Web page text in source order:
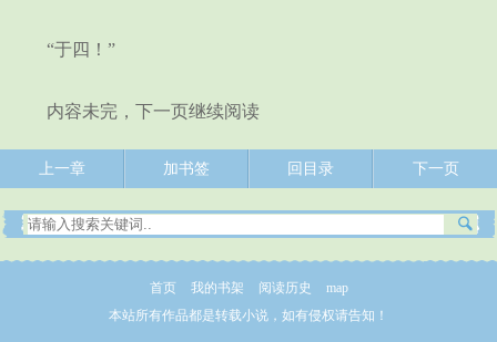
“于四！”
内容未完，下一页继续阅读
上一章 加书签 回目录 下一页
首页 我的书架 阅读历史
map
本站所有作品都是转载小说，如有侵权请告知！